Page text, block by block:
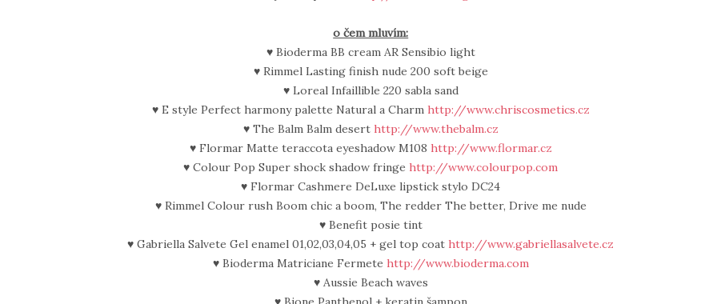
o čem mluvím:
♥ Bioderma BB cream AR Sensibio light
♥ Rimmel Lasting finish nude 200 soft beige
♥ Loreal Infaillible 220 sabla sand
♥ E style Perfect harmony palette Natural a Charm http://www.chriscosmetics.cz
♥ The Balm Balm desert http://www.thebalm.cz
♥ Flormar Matte teraccota eyeshadow M108 http://www.flormar.cz
♥ Colour Pop Super shock shadow fringehttp://www.colourpop.com
♥ Flormar Cashmere DeLuxe lipstick stylo DC24
♥ Rimmel Colour rush Boom chic a boom, The redder The better, Drive me nude
♥ Benefit posie tint
♥ Gabriella Salvete Gel enamel 01,02,03,04,05 + gel top coathttp://www.gabriellasalvete.cz
♥ Bioderma Matriciane Fermete http://www.bioderma.com
♥ Aussie Beach waves